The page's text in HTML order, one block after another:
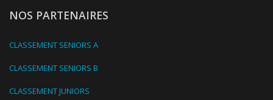
NOS PARTENAIRES
CLASSEMENT SENIORS A
CLASSEMENT SENIORS B
CLASSEMENT JUNIORS